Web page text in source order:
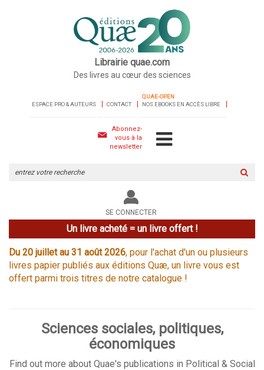
Librairie quae.com
Des livres au cœur des sciences
ESPACE PRO & AUTEURS CONTACT
QUAE-OPEN
NOS EBOOKS EN ACCÈS LIBRE
Abonnez-
vous à la
newsletter
le
site
SE CONNECTER
Un livre acheté = un livre offert !
Du 20 juillet au 31 août 2026, pour l'achat d'un ou plusieurs
livres papier publiés aux éditions Quæ, un livre vous est
offert parmi trois titres de notre catalogue !
Sciences sociales, politiques,
économiques
Find out more about Quae's publications in Political & Social